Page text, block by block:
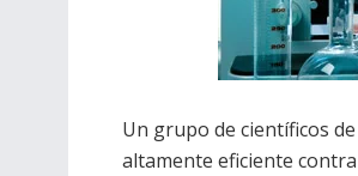
Un grupo de científicos
altamente eficiente